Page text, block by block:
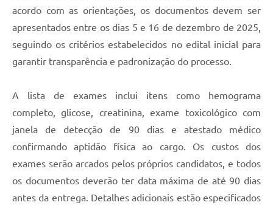
acordo com as orientações, os documentos devem ser
apresentados entre os dias 5 e 16 de dezembro de 2025,
seguindo os critérios estabelecidos no edital inicial para
garantir transparência e padronização do processo.
A lista de exames inclui itens como hemograma
completo, glicose, creatinina, exame toxicológico com
janela de detecção de 90 dias e atestado médico
confirmando aptidão física ao cargo. Os custos dos
exames serão arcados pelos próprios candidatos, e todos
os documentos deverão ter data máxima de até 90 dias
antes da entrega. Detalhes adicionais estão especificados